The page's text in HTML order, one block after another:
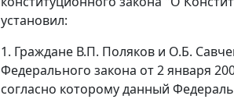
установил:
1. Граждане В.П. Поляков и О.Б.
Федерального закона от 2 января
согласно которому данный